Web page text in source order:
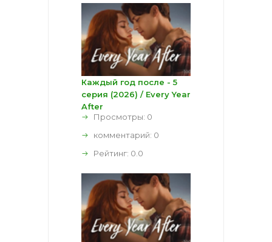
Каждый год после - 5
серия (2026) / Every Year
After
Просмотры: 0
комментарий: 0
Рейтинг: 0.0